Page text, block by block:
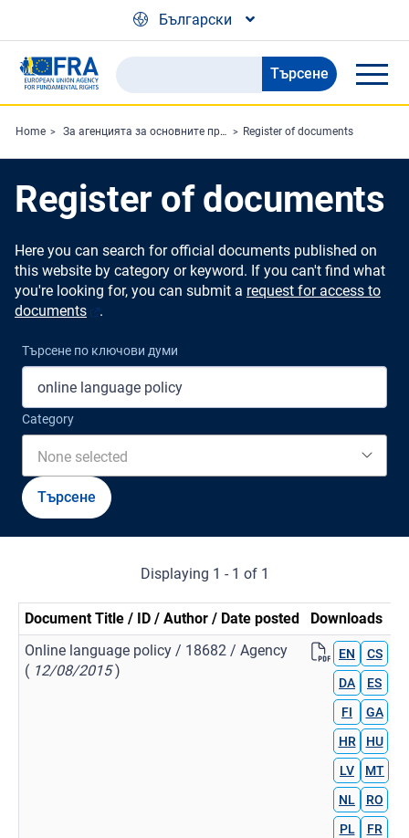
Български
Search
the
FRA
website
Търсене
Home За агенцията за основните права (FRA) Register of documents
Register of documents
Here you can search for official documents published on
this website by category or keyword. If you can't find what
you're looking for, you can submit a request for access to
documents
.
Търсене по ключови думи
Category
None selected
Displaying 1 - 1 of 1
Document Title / ID / Author / Date posted Downloads
Online language policy / 18682 / Agency
( 12/08/2015)
EN
CS
DA
ES
FI
GA
HR
HU
LV
MT
NL
RO
PL
FR